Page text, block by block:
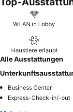
WLAN in Lobby
Haustiere erlaubt
Alle Ausstattungen
Business Center
Express-Check-in/-out